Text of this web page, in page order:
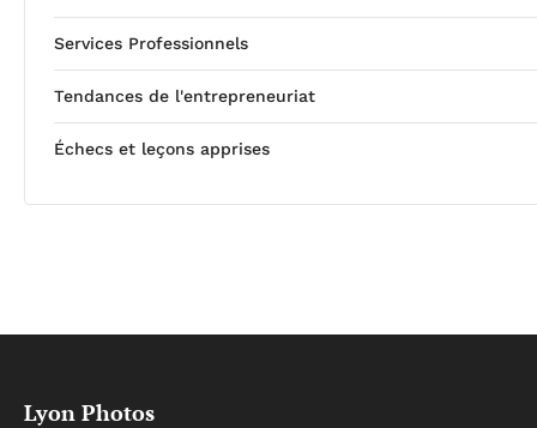
Services Professionnels
Tendances de l'entrepreneuriat
Échecs et leçons apprises
Lyon Photos